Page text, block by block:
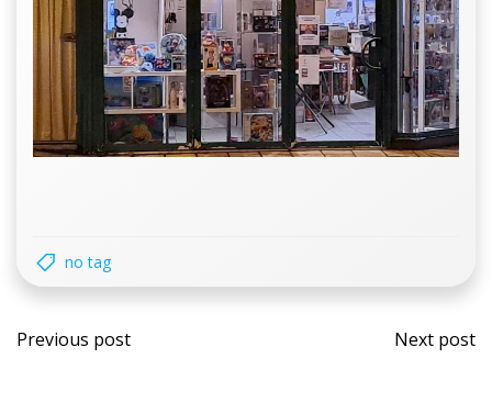
no tag
Post
Previous post
Post
Next post